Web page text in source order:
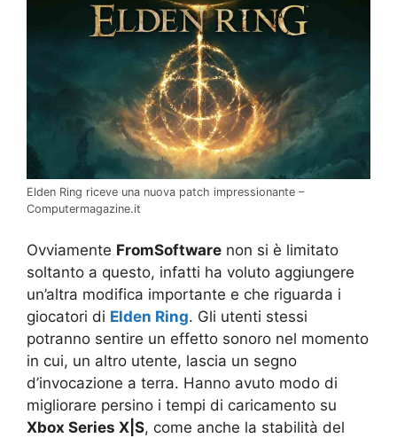
Elden Ring riceve una nuova patch impressionante –
Computermagazine.it
Ovviamente FromSoftware non si è limitato
soltanto a questo, infatti ha voluto aggiungere
un’altra modifica importante e che riguarda i
giocatori di Elden Ring. Gli utenti stessi
potranno sentire un effetto sonoro nel momento
in cui, un altro utente, lascia un segno
d’invocazione a terra. Hanno avuto modo di
migliorare persino i tempi di caricamento su
Xbox Series X|S, come anche la stabilità del